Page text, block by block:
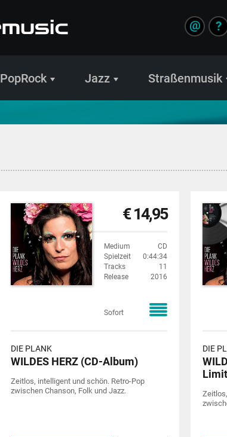
?
@
PopRock Jazz Straßenmusik
€ 14,95
Medium
CD
Spielzeit
0:44:34
Tracks
11
Release
2016
Sofort
DIE PLANK
WILDES HERZ (CD-Album)
Zeitlos, intelligent und schön. Retro-Pop
zwischen Chanson, Folk und Jazz.
DIE